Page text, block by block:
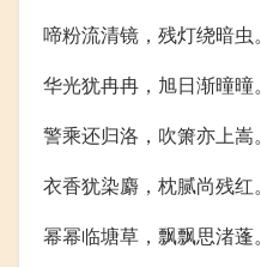
啼粉流清镜，残灯绕暗虫。
华光犹冉冉，旭日渐曈曈。
警乘还归洛，吹箫亦上嵩。
衣香犹染麝，枕腻尚残红。
幂幂临塘草，飘飘思渚蓬。